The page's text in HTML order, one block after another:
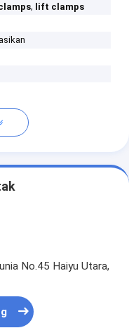
, lift clamps
No.45 Haiyu Utara,